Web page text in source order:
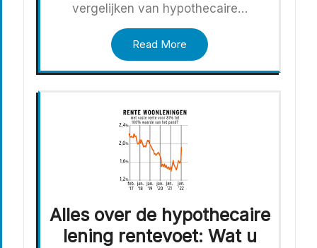
vergelijken van hypothecaire…
Read More
Alles over de hypothecaire
lening rentevoet: Wat u